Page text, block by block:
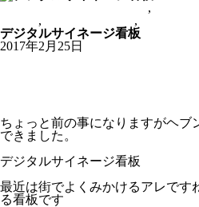
,
, ,
デジタルサイネージ看板
2017年2月25日
ちょっと前の事になりますがヘブ
できました。
デジタルサイネージ看板
最近は街でよくみかけるアレです
る看板です